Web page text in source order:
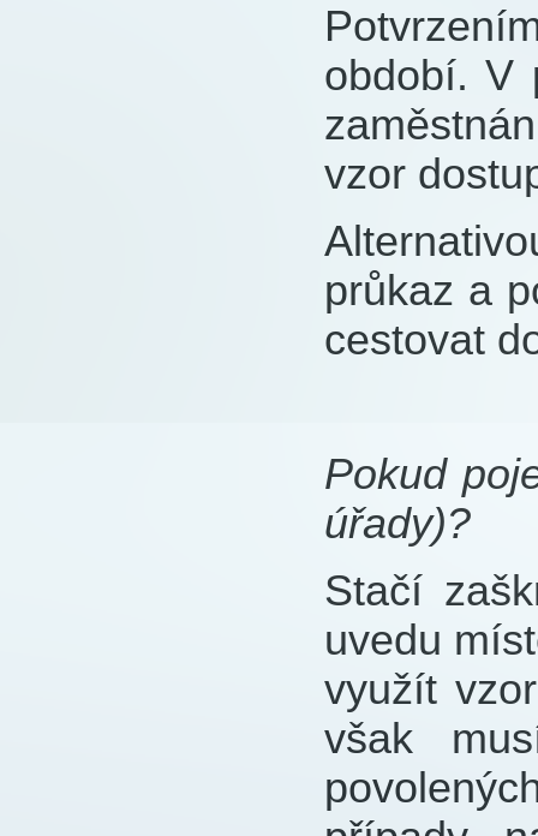
období. V
vzor
průkaz a
cestovat
Pokud
úřady)?
Stačí
uvedu
využít
však